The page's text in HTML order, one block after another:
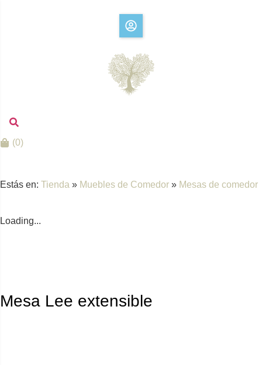
(0)
Estás en: Tienda » Muebles de Comedor » Mesas de comedor
Loading...
Mesa Lee extensible